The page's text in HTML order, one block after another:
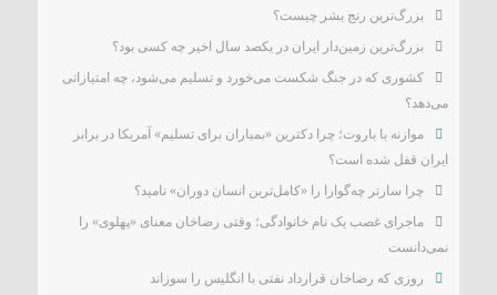
بزرگ‌ترین رنج بشر چیست؟
بزرگ‌ترین زمین‌دار ایران در یکصد سال اخیر چه کسی بود؟
کشوری که در جنگ شکست می‌خورد و تسلیم می‌شود، چه امتیازاتی
می‌دهد؟
موازنه با باروت؛ چرا دکترین «بمباران برای تسلیم» آمریکا در برابر
ایران قفل شده است؟
چرا سارتر چه‌گوارا را «کامل‌ترین انسان دوران» نامید؟
ماجرای غصب یک نام خانوادگی؛ وقتی رضاخان معنای «پهلوی» را
نمی‌دانست
روزی که رضاخان قرارداد نفتی با انگلیس را سوزاند